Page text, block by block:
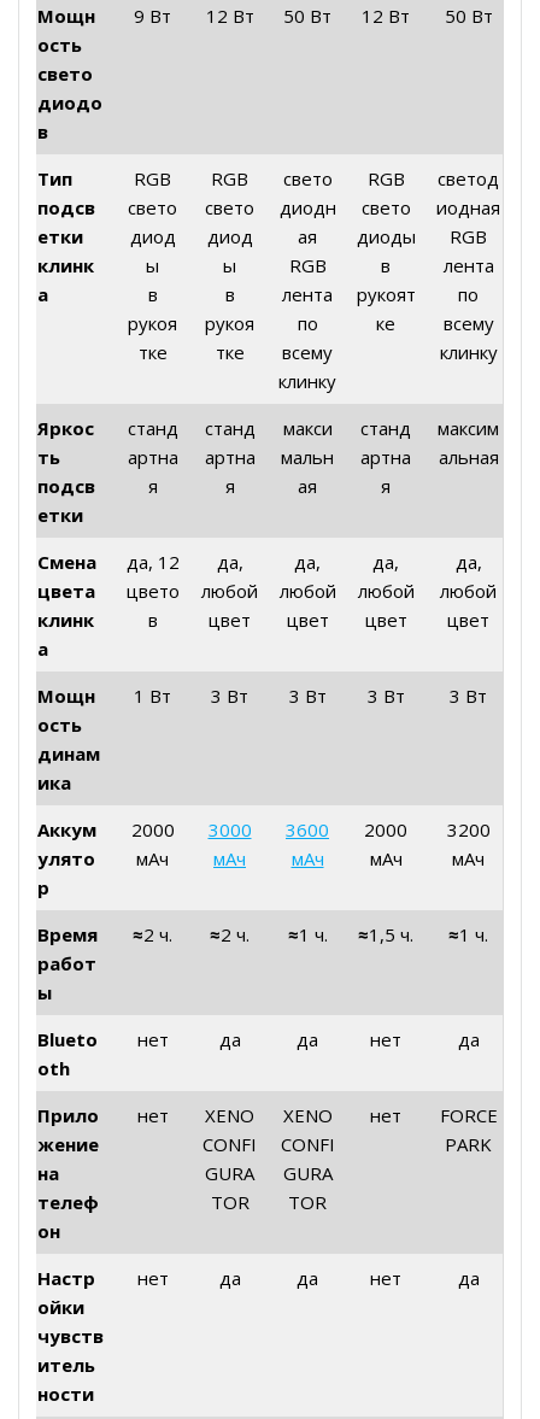
Мощн
ость
свето
диодо
в
9 Вт 12 Вт 50 Вт 12 Вт 50 Вт
Тип
подсв
етки
клинк
а
RGB
свето
диод
ы
в
рукоя
тке
RGB
свето
диод
ы
в
рукоя
тке
свето
диодн
ая
RGB
лента
по
всему
клинку
RGB
свето
диоды
в
рукоят
ке
светод
иодная
RGB
лента
по
всему
клинку
Яркос
ть
подсв
етки
станд
артна
я
станд
артна
я
макси
мальн
ая
станд
артна
я
максим
альная
Смена
цвета
клинк
а
да, 12
цвето
в
да,
любой
цвет
да,
любой
цвет
да,
любой
цвет
да,
любой
цвет
Мощн
ость
динам
ика
1 Вт 3 Вт 3 Вт 3 Вт 3 Вт
Аккум
улято
р
2000
мАч
3000
мАч
3600
мАч
2000
мАч
3200
мАч
Время
работ
ы
≈2 ч. ≈2 ч. ≈1 ч. ≈1,5 ч. ≈1 ч.
Blueto
oth
нет да да нет да
Прило
жение
на
телеф
он
нет
XENO
CONFI
GURA
TOR
XENO
CONFI
GURA
TOR
нет
FORCE
PARK
Настр
ойки
чувств
итель
ности
нет да да нет да